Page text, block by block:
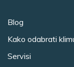
Blog
Kako odabrati
Servisi